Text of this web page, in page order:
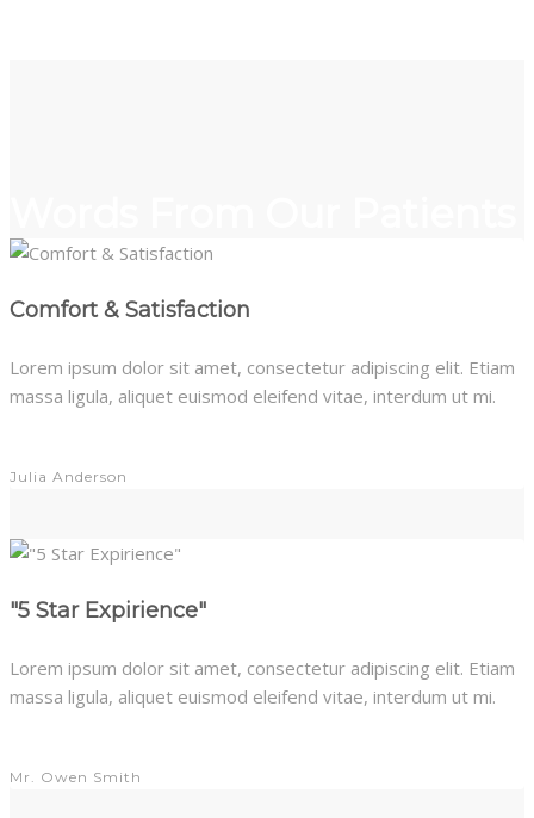
Comfort & Satisfaction
Lorem ipsum dolor sit amet, consectetur adipiscing elit. Etiam
massa ligula, aliquet euismod eleifend vitae, interdum ut mi.
Julia Anderson
"5 Star Expirience"
Lorem ipsum dolor sit amet, consectetur adipiscing elit. Etiam
massa ligula, aliquet euismod eleifend vitae, interdum ut mi.
Mr. Owen Smith